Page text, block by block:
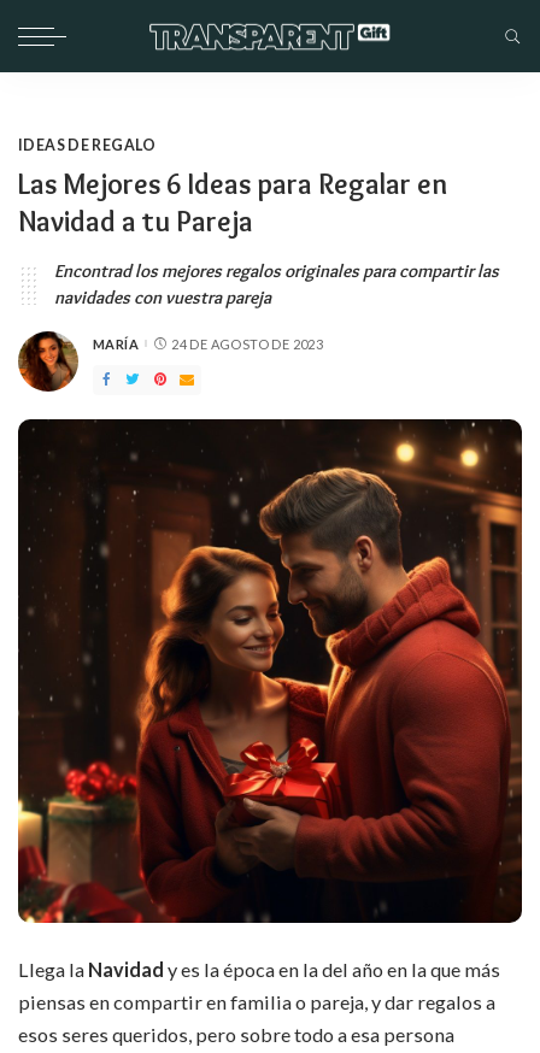
IDEAS DE REGALO
Las Mejores 6 Ideas para Regalar en
Navidad a tu Pareja
Encontrad los mejores regalos originales para compartir las
navidades con vuestra pareja
PUBLICADO
MARÍA 24 DE AGOSTO DE 2023
Llega la Navidad y es la época en la del año en la que más
piensas en compartir en familia o pareja, y dar regalos a
esos seres queridos, pero sobre todo a esa persona